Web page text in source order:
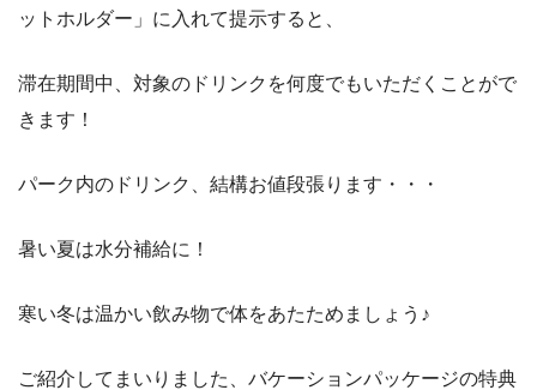
ットホルダー」に入れて提示すると、
滞在期間中、対象のドリンクを何度でもいただくことがで
きます！
パーク内のドリンク、結構お値段張ります・・・
暑い夏は水分補給に！
寒い冬は温かい飲み物で体をあたためましょう♪
ご紹介してまいりました、バケーションパッケージの特典